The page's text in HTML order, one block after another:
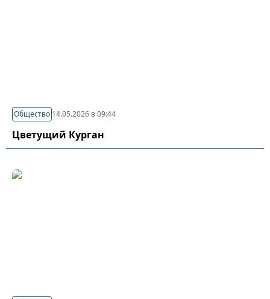
Общество 14.05.2026 в 09:44
Цветущий Курган